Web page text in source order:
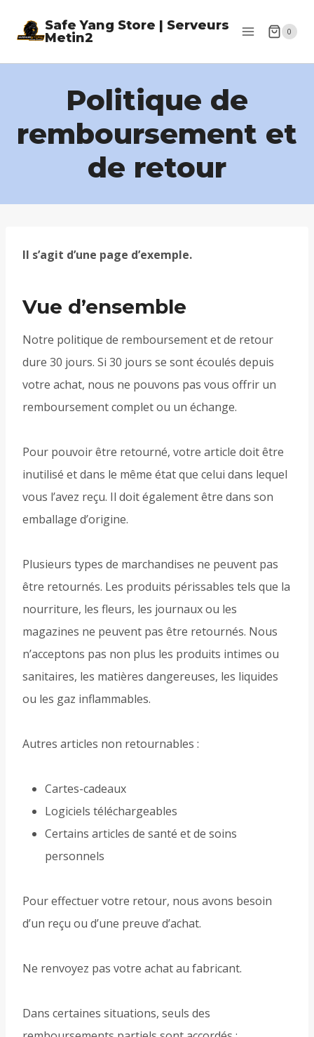
Safe Yang Store | Serveurs
Metin2
0
Politique de
remboursement et
de retour
Il s’agit d’une page d’exemple.
Vue d’ensemble
Notre politique de remboursement et de retour
dure 30 jours. Si 30 jours se sont écoulés depuis
votre achat, nous ne pouvons pas vous offrir un
remboursement complet ou un échange.
Pour pouvoir être retourné, votre article doit être
inutilisé et dans le même état que celui dans lequel
vous l’avez reçu. Il doit également être dans son
emballage d’origine.
Plusieurs types de marchandises ne peuvent pas
être retournés. Les produits périssables tels que la
nourriture, les fleurs, les journaux ou les
magazines ne peuvent pas être retournés. Nous
n’acceptons pas non plus les produits intimes ou
sanitaires, les matières dangereuses, les liquides
ou les gaz inflammables.
Autres articles non retournables :
Cartes-cadeaux
Logiciels téléchargeables
Certains articles de santé et de soins
personnels
Pour effectuer votre retour, nous avons besoin
d’un reçu ou d’une preuve d’achat.
Ne renvoyez pas votre achat au fabricant.
Dans certaines situations, seuls des